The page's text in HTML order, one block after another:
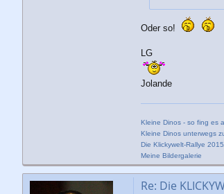
Oder so!
LG
Jolande
Kleine Dinos - so fing es
Kleine Dinos unterwegs
Die Klickywelt-Rallye 2015
Meine Bildergalerie
Re: Die